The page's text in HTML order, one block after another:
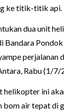
ke titik-titik api.
dua unit
Bandara
perjalanan
Rabu (1/7/
helikopter ini
air tepat di